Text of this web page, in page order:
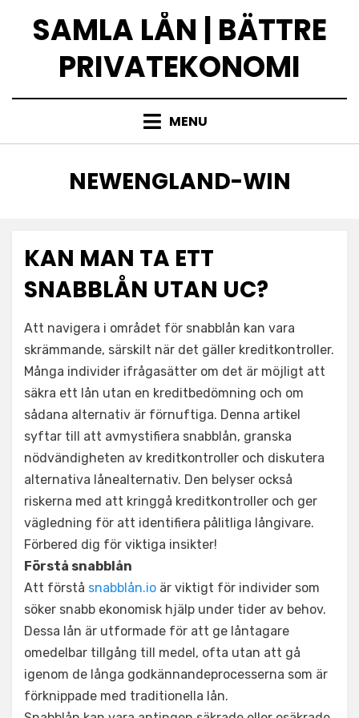
SAMLA LÅN | BÄTTRE
PRIVATEKONOMI
MENU
AUTHOR
:
NEWENGLAND-WIN
KAN MAN TA ETT
SNABBLÅN UTAN UC?
Att navigera i området för snabblån kan vara
skrämmande, särskilt när det gäller kreditkontroller.
Många individer ifrågasätter om det är möjligt att
säkra ett lån utan en kreditbedömning och om
sådana alternativ är förnuftiga. Denna artikel
syftar till att avmystifiera snabblån, granska
nödvändigheten av kreditkontroller och diskutera
alternativa lånealternativ. Den belyser också
riskerna med att kringgå kreditkontroller och ger
vägledning för att identifiera pålitliga långivare.
Förbered dig för viktiga insikter!
Förstå snabblån
Att förstå snabblån.io är viktigt för individer som
söker snabb ekonomisk hjälp under tider av behov.
Dessa lån är utformade för att ge låntagare
omedelbar tillgång till medel, ofta utan att gå
igenom de långa godkännandeprocesserna som är
förknippade med traditionella lån.